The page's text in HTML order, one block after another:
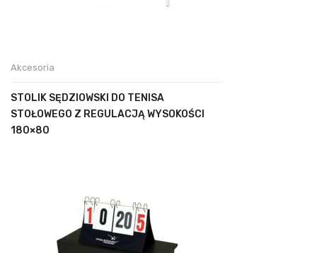
Akcesoria
STOLIK SĘDZIOWSKI DO TENISA
STOŁOWEGO Z REGULACJĄ WYSOKOŚCI
180×80